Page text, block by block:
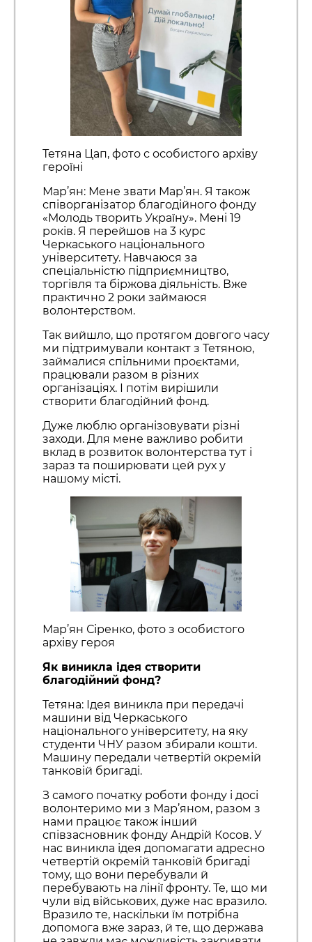
Тетяна Цап, фото с особистого архіву
героїні
Мар’ян: Мене звати Мар’ян. Я також
співорганізатор благодійного фонду
«Молодь творить Україну». Мені 19
років. Я перейшов на 3 курс
Черкаського національного
університету. Навчаюся за
спеціальністю підприємництво,
торгівля та біржова діяльність. Вже
практично 2 роки займаюся
волонтерством.
Так вийшло, що протягом довгого часу
ми підтримували контакт з Тетяною,
займалися спільними проєктами,
працювали разом в різних
організаціях. І потім вирішили
створити благодійний фонд.
Дуже люблю організовувати різні
заходи. Для мене важливо робити
вклад в розвиток волонтерства тут і
зараз та поширювати цей рух у
нашому місті.
Мар’ян Сіренко, фото з особистого
архіву героя
Як виникла ідея створити
благодійний фонд?
Тетяна: Ідея виникла при передачі
машини від Черкаського
національного університету, на яку
студенти ЧНУ разом збирали кошти.
Машину передали четвертій окремій
танковій бригаді.
З самого початку роботи фонду і досі
волонтеримо ми з Мар’яном, разом з
нами працює також інший
співзасновник фонду Андрій Косов. У
нас виникла ідея допомагати адресно
четвертій окремій танковій бригаді
тому, що вони перебували й
перебувають на лінії фронту. Те, що ми
чули від військових, дуже нас вразило.
Вразило те, наскільки їм потрібна
допомога вже зараз, й те, що держава